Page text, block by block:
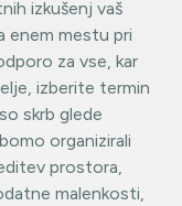
izkušenj vaš
enem mestu pri
za vse, kar
izberite termin
skrb glede
organizirali
prostora,
malenkosti,